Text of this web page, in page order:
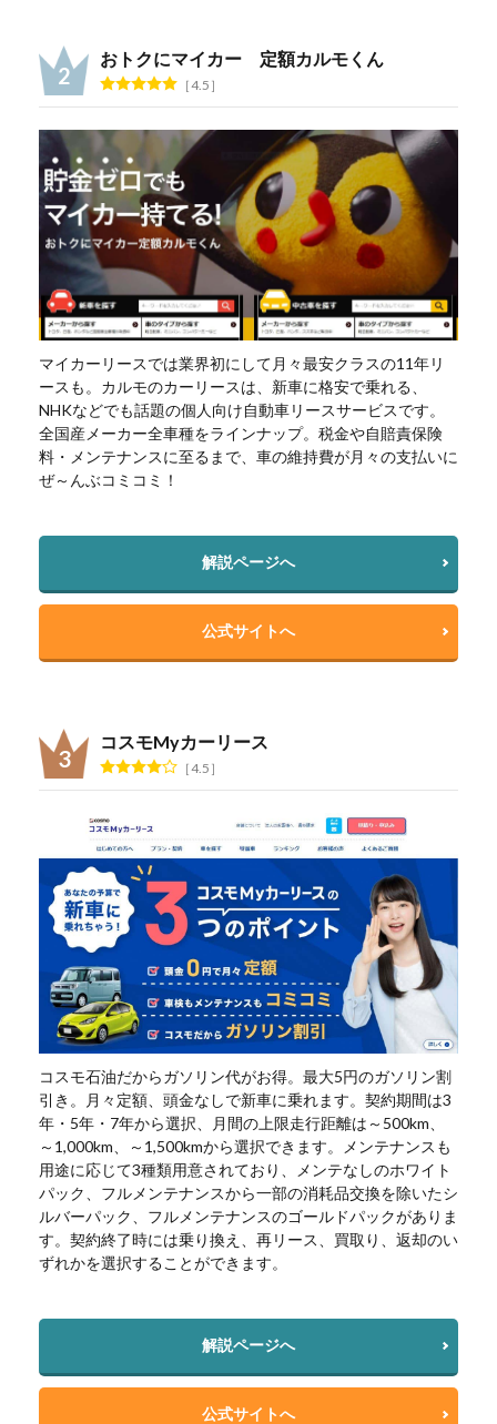
おトクにマイカー 定額カルモくん
4.5
マイカーリースでは業界初にして月々最安クラスの11年リ
ースも。カルモのカーリースは、新車に格安で乗れる、
NHKなどでも話題の個人向け自動車リースサービスです。
全国産メーカー全車種をラインナップ。税金や自賠責保険
料・メンテナンスに至るまで、車の維持費が月々の支払いに
ぜ～んぶコミコミ！
解説ページへ
公式サイトへ
コスモMyカーリース
4.5
コスモ石油だからガソリン代がお得。最大5円のガソリン割
引き。月々定額、頭金なしで新車に乗れます。契約期間は3
年・5年・7年から選択、月間の上限走行距離は～500km、
～1,000km、～1,500kmから選択できます。メンテナンスも
用途に応じて3種類用意されており、メンテなしのホワイト
パック、フルメンテナンスから一部の消耗品交換を除いたシ
ルバーパック、フルメンテナンスのゴールドパックがありま
す。契約終了時には乗り換え、再リース、買取り、返却のい
ずれかを選択することができます。
解説ページへ
公式サイトへ